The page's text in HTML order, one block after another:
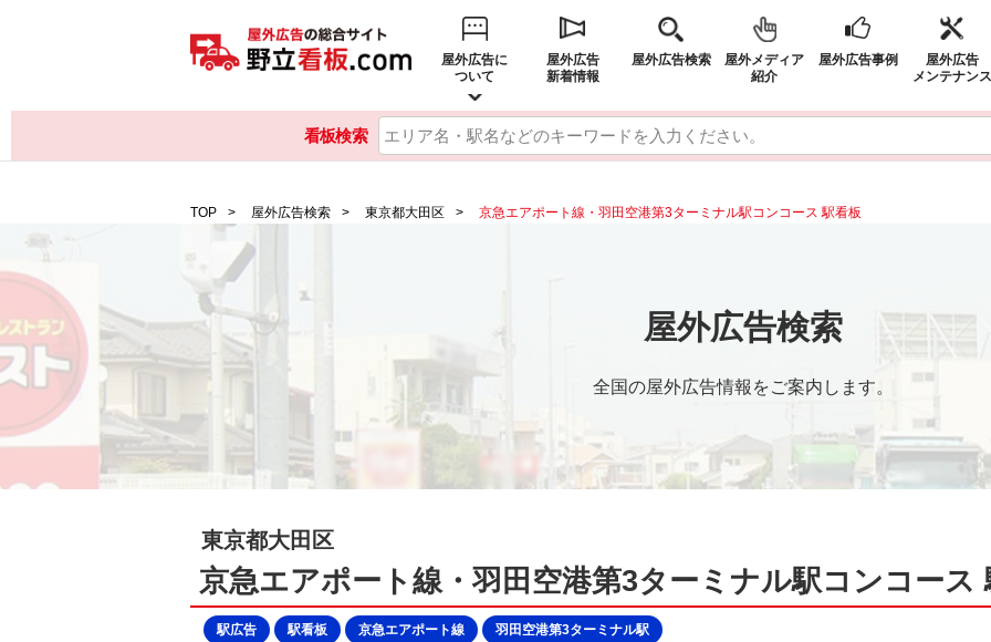
屋外広告に
ついて
屋外広告
新着情報
屋外広告検索
屋外メディア
紹介
屋外広告事例
屋外広告
メンテナンス
看板検索
TOP 屋外広告検索 東京都大田区 京急エアポート線・羽田空港第3ターミナル駅コンコース 駅看板
屋外広告検索
全国の屋外広告情報をご案内します。
東京都大田区
京急エアポート線・羽田空港第3ターミナル駅コンコース
駅広告 駅看板 京急エアポート線 羽田空港第3ターミナル駅